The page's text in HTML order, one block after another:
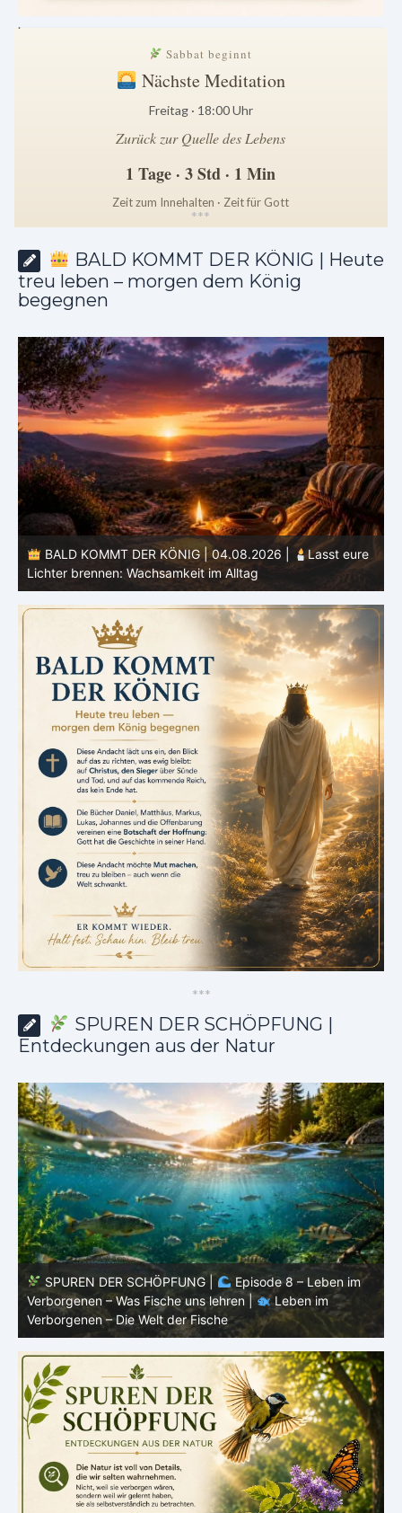
.
Sabbat beginnt
Nächste Meditation
Freitag · 18:00 Uhr
Zurück zur Quelle des Lebens
1 Tage · 3 Std · 1 Min
Zeit zum Innehalten · Zeit für Gott
***
BALD KOMMT DER KÖNIG | Heute
treu leben – morgen dem König
begegnen
BALD KOMMT DER KÖNIG | 03.08.2026 |
Ein reines
Herz: Heiligung beginnt im Inneren
***
SPUREN DER SCHÖPFUNG |
Entdeckungen aus der Natur
SPUREN DER SCHÖPFUNG |
Episode 7: Leben im
Verborgenen – Warum Fische Fische bleiben |
Leben im
Verborgenen – Die Welt der Fische